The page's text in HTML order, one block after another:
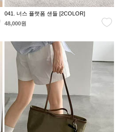
041. 너스 플랫폼 샌들 [2COLOR]
48,000원